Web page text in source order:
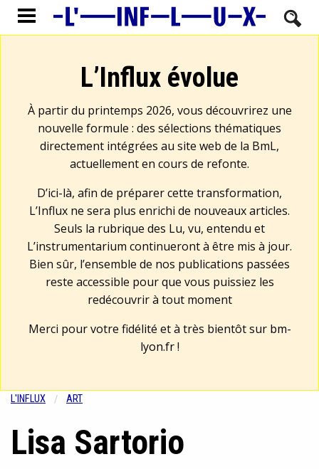
L’Influx évolue
À partir du printemps 2026, vous découvrirez une
nouvelle formule : des sélections thématiques
directement intégrées au site web de la BmL,
actuellement en cours de refonte.
D’ici-là, afin de préparer cette transformation,
L’Influx ne sera plus enrichi de nouveaux articles.
Seuls la rubrique des Lu, vu, entendu et
L’instrumentarium continueront à être mis à jour.
Bien sûr, l’ensemble de nos publications passées
reste accessible pour que vous puissiez les
redécouvrir à tout moment
Merci pour votre fidélité et à très bientôt sur bm-
lyon.fr!
L'INFLUX ART
Lisa Sartorio